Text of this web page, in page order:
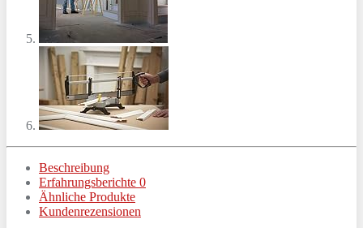
Beschreibung
Erfahrungsberichte 0
Ähnliche Produkte
Kundenrezensionen